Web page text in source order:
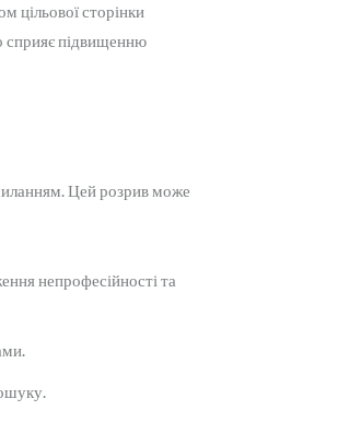
цільової сторінки
сприяє підвищенню
Цей розрив може
непрофесійності та